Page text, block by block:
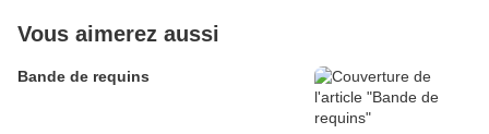
Vous aimerez aussi
Bande de requins